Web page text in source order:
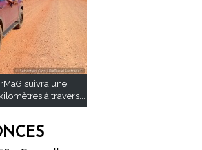
suivra une
à travers...